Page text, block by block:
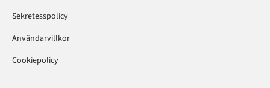
Sekretesspolicy
Användarvillkor
Cookiepolicy